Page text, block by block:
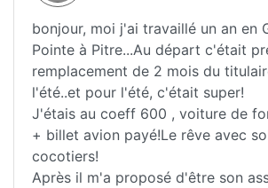
bonjour, moi j'ai travaillé un an en
Pointe à Pitre...Au départ c'était
remplacement de 2 mois du
l'été..et pour l'été, c'était super!
J'étais au coeff 600 , voiture de
+ billet avion payé!Le rêve avec
cocotiers!
Après il m'a proposé d'être son